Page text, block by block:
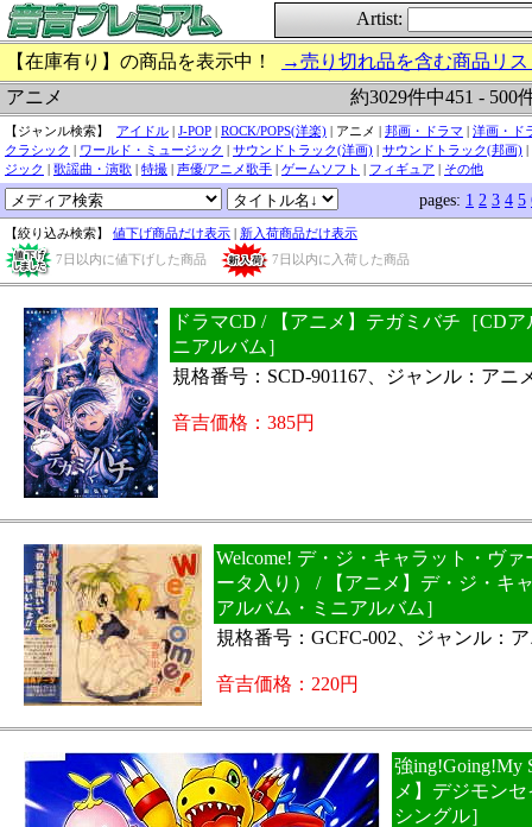
Artist:
【在庫有り】の商品を表示中！
→売り切れ品を含む商品リ
アニメ
約3029件中451 - 500
【ジャンル検索】 アイドル | J-POP | ROCK/POPS(洋楽) | アニメ | 邦画・ドラマ | 洋画・ド
クラシック | ワールド・ミュージック | サウンドトラック(洋画) | サウンドトラック(邦画) |
ジック | 歌謡曲・演歌 | 特撮 | 声優/アニメ歌手 | ゲームソフト | フィギュア | その他
pages: 1 2 3 4 5
【絞り込み検索】 値下げ商品だけ表示 | 新入荷商品だけ表示
7日以内に値下げした商品
7日以内に入荷した商品
ドラマCD / 【アニメ】テガミバチ［CD
ニアルバム］
規格番号：SCD-901167、ジャンル：アニ
音吉価格：385円
Welcome! デ・ジ・キャラット・ヴ
ータ入り） / 【アニメ】デ・ジ・キ
アルバム・ミニアルバム］
規格番号：GCFC-002、ジャンル：
音吉価格：220円
強ing!Going!My
メ】デジモン
シングル］